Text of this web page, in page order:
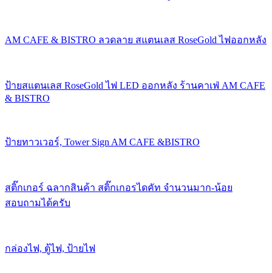
AM CAFE & BISTRO ลวดลาย สแตนเลส RoseGold ไฟออกหลัง
ป้ายสแตนเลส RoseGold ไฟ LED ออกหลัง ร้านคาเฟ่ AM CAFE
& BISTRO
ป้ายทาวเวอร์, Tower Sign AM CAFE &BISTRO
สติ๊กเกอร์ ฉลากสินค้า สติ๊กเกอรไดคัท จำนวนมาก-น้อย
สอบถามได้ครับ
กล่องไฟ, ตู้ไฟ, ป้ายไฟ